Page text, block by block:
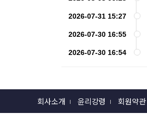
2026-07-31 15:27
2026-07-30 16:55
2026-07-30 16:54
회사소개 윤리강령 회원약관